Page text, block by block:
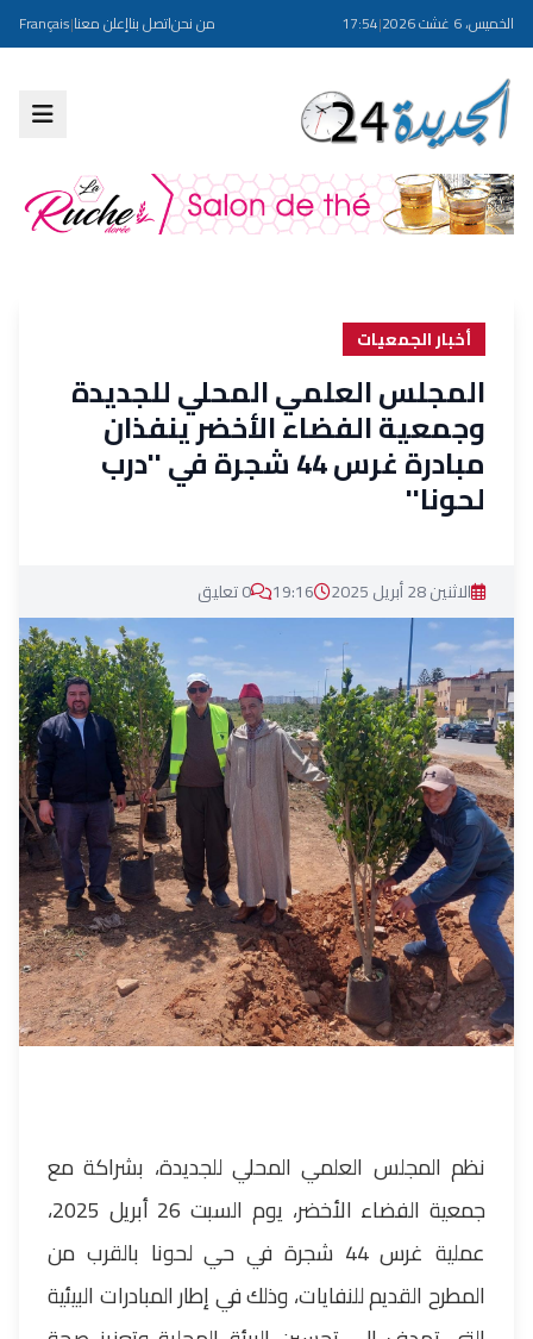
الخميس، 6 غشت 2026 |
17:54 من نحناتصل بناإعلن معنا|
Français
أخبار الجمعيات
المجلس العلمي المحلي للجديدة
وجمعية الفضاء الأخضر ينفذان
مبادرة غرس 44 شجرة في ''درب
لحونا''
الاثنين 28 أبريل 2025 19:16 0 تعليق
نظم المجلس العلمي المحلي للجديدة، بشراكة مع
جمعية الفضاء الأخضر، يوم السبت 26 أبريل 2025،
عملية غرس 44 شجرة في حي لحونا بالقرب من
المطرح القديم للنفايات، وذلك في إطار المبادرات البيئية